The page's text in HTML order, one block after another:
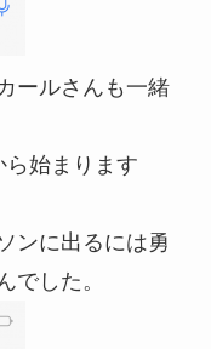
ールさんも一緒
ら始まります
ンに出るには勇
でした。